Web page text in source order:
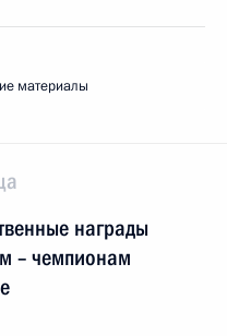
материалы
награды
– чемпионам